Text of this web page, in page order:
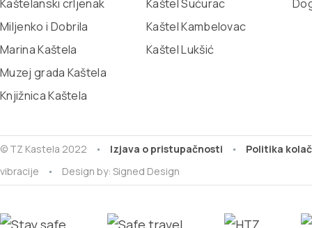
Kaštelanski crljenak
Miljenko i Dobrila
Marina Kaštela
Muzej grada Kaštela
Knjižnica Kaštela
Kaštel Sućurac
Kaštel Kambelovac
Kaštel Lukšić
© TZ Kastela 2022 Izjava o pristupačnosti
Politika
vibracije
Design by: Signed Design